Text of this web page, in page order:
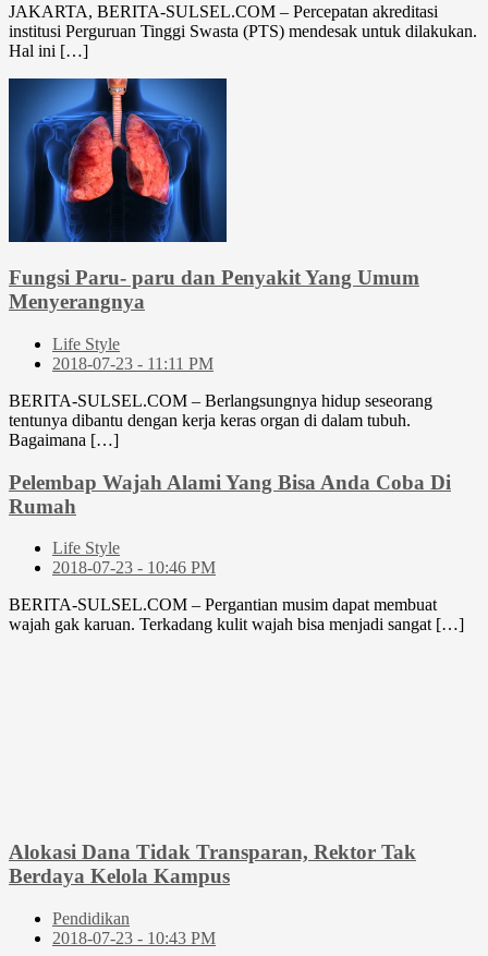
JAKARTA, BERITA-SULSEL.COM – Percepatan akreditasi
institusi Perguruan Tinggi Swasta (PTS) mendesak untuk dilakukan.
Hal ini […]
Fungsi Paru- paru dan Penyakit Yang Umum
Menyerangnya
Life Style
2018-07-23 - 11:11 PM
BERITA-SULSEL.COM – Berlangsungnya hidup seseorang
tentunya dibantu dengan kerja keras organ di dalam tubuh.
Bagaimana […]
Pelembap Wajah Alami Yang Bisa Anda Coba Di
Rumah
Life Style
2018-07-23 - 10:46 PM
BERITA-SULSEL.COM – Pergantian musim dapat membuat
wajah gak karuan. Terkadang kulit wajah bisa menjadi sangat […]
Alokasi Dana Tidak Transparan, Rektor Tak
Berdaya Kelola Kampus
Pendidikan
2018-07-23 - 10:43 PM